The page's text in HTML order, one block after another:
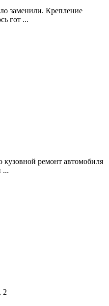
заменили. Крепление
гот ...
кузовной ремонт автомобиля
...
2